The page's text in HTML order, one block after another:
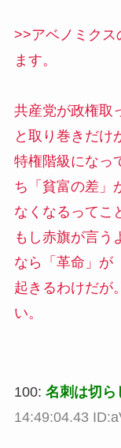
>>アベノミクス
ます。
共産党が政権取
と取り巻きだけ
特権階級になっ
ち「貧富の差」
なくなるってこ
もし赤旗が言う
なら「革命」が
起きるわけだが
い。
100: 名刺は切ら
14:49:04.43